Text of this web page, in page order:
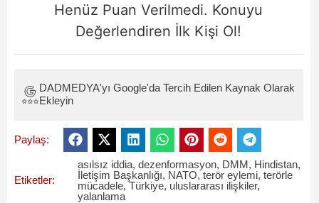
Henüz Puan Verilmedi. Konuyu
Değerlendiren İlk Kişi Ol!
DADMEDYA'yı Google'da Tercih Edilen Kaynak Olarak
Ekleyin
Paylaş:
Etiketler:
asılsız iddia,dezenformasyon, DMM, Hindistan,
İletişim Başkanlığı, NATO,terör eylemi,terörle
mücadele,Türkiye, uluslararası ilişkiler,
yalanlama